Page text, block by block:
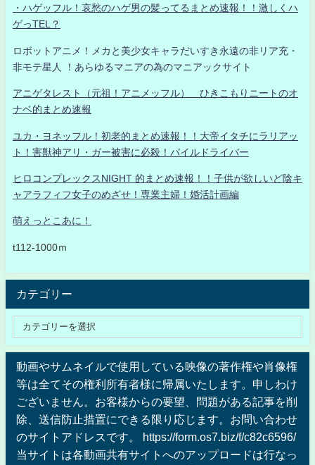
・ハゲッフル！哀愁のハゲ男の髪ってるまとめ速報！！激しくハ
ゲっTEL？
ロボットアニメ！メカと美少女キャラだいすき永遠の非リア充・
非モテ星人 ！あらゆるマニアの為のマニアックサイト
アニゲタレスト（元祖！アニメッフル） ひきこもりニートのオ
ナベ的まとめ速報
ユカ・ヨネッフル！初老的まとめ速報！！大帝イタチにラリアッ
ト！害獣神アリ・ガー被害に必殺！パイルドライバー
ヒロコンプレックスNIGHT 的まとめ速報！！子供が欲しいど陰キ
ャアラフィフ女子のめざせ！専業主婦！婚活計画編
萌えっとこあに！
t112-1000ｍ
カテゴリー
動画やサムネイルで使用している映像の著作権や肖像権
等は全てその権利所有者様に帰属いたします。申しわけ
ございません。お客様からの要望、問題がある記事を削
除、送信防止措置にできる限り応じます。お問い合わせ
のサイトアドレスです。 https://form.os7.biz/f/c82c6596/
当サイトは各動画共有サイトへのアップロードは行なっ